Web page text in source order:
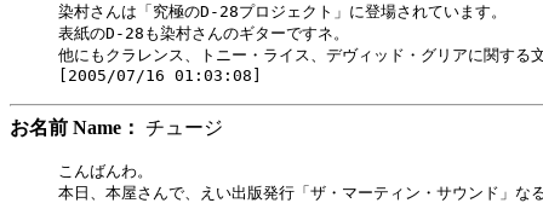
染村さんは「究極のD-28プロジェクト」に登場されています。
表紙のD-28も染村さんのギターですネ。
他にもクラレンス、トニー・ライス、デヴィッド・グリアに関する
お名前 Name： チュージ
こんばんわ。
本日、本屋さんで、えい出版発行「ザ・マーティン・サウンド」